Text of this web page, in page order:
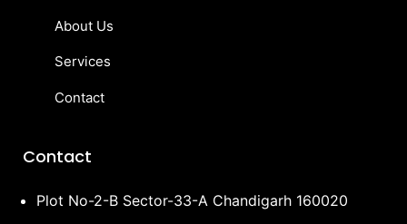
About Us
Services
Contact
Contact
Plot No-2-B Sector-33-A Chandigarh 160020